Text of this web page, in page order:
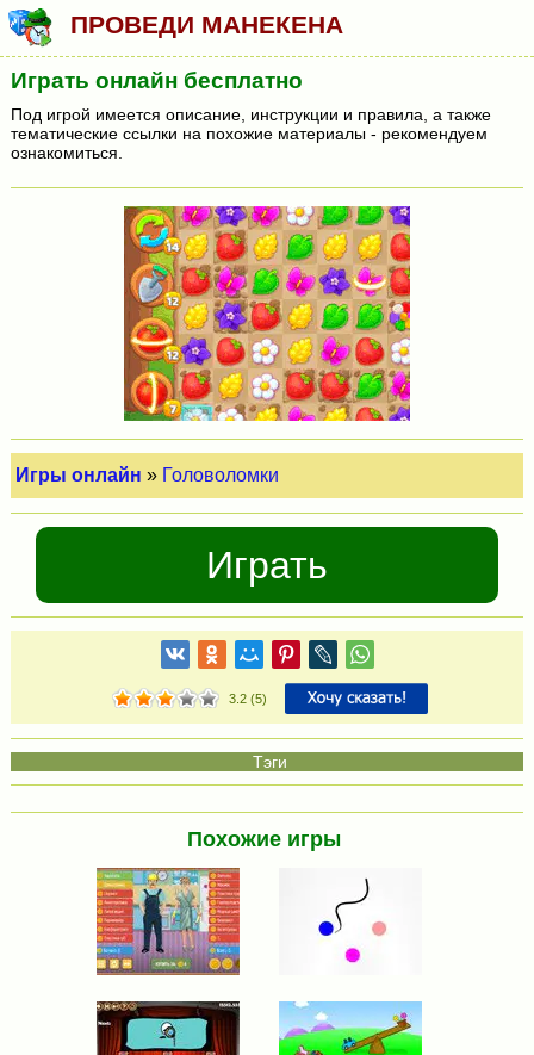
ПРОВЕДИ МАНЕКЕНА
Играть онлайн бесплатно
Под игрой имеется описание, инструкции и правила, а также
тематические ссылки на похожие материалы - рекомендуем
ознакомиться.
Игры онлайн » Головоломки
Играть
3.2(5)
Похожие игры